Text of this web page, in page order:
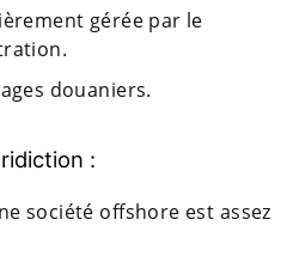
gérée par le
douaniers.
:
société offshore est assez